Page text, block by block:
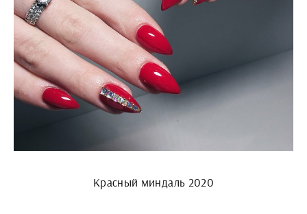
Красный миндаль 2020